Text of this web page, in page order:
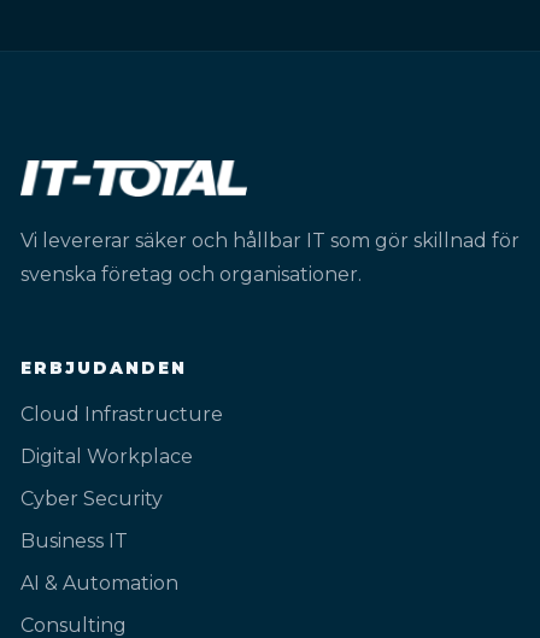
Vi levererar säker och hållbar IT som gör skillnad för
svenska företag och organisationer.
ERBJUDANDEN
Cloud Infrastructure
Digital Workplace
Cyber Security
Business IT
AI & Automation
Consulting